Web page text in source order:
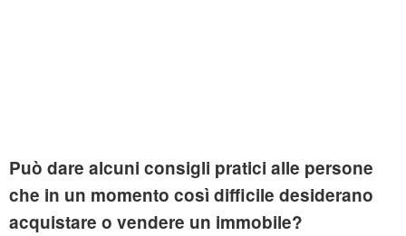
Può dare alcuni consigli pratici alle persone
che in un momento così difficile desiderano
acquistare o vendere un immobile?